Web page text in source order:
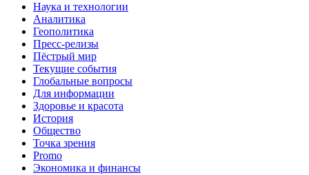
Наука и технологии
Аналитика
Геополитика
Пресс-релизы
Пёстрый мир
Текущие события
Глобальные вопросы
Для информации
Здоровье и красота
История
Общество
Точка зрения
Promo
Экономика и финансы